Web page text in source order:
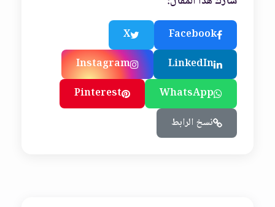
Facebook
X
LinkedIn
Instagram
WhatsApp
Pinterest
نسخ الرابط